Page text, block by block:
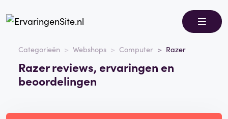
Categorieën Webshops Computer Razer
Razer reviews, ervaringen en
beoordelingen